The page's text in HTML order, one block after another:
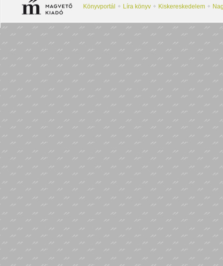
Könyvportál Líra könyv Kiskereskedelem